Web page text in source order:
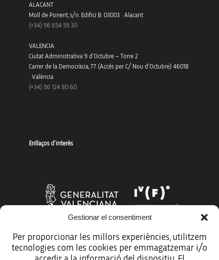
Gestionar el consentiment
Per proporcionar les millors experiències, utilitzem
tecnologies com les cookies per emmagatzemar i/o
ALACANT
Moll de Ponent, s/n. Edifici B. 03003 · Alacant
(+34) 96 654 59 30
VALENCIA
Ciutat Administrativa 9 d’Octubre – Torre 2
Carrer de la Democràcia, 77 (Accés per C/ Nou d’Octubre) 46018
· València
(+34) 96 124 80 60
Enllaços d’interès
Més organismes de suport a la innovació